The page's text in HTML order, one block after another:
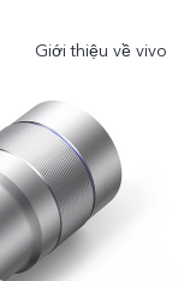
Giới thiệu về vivo